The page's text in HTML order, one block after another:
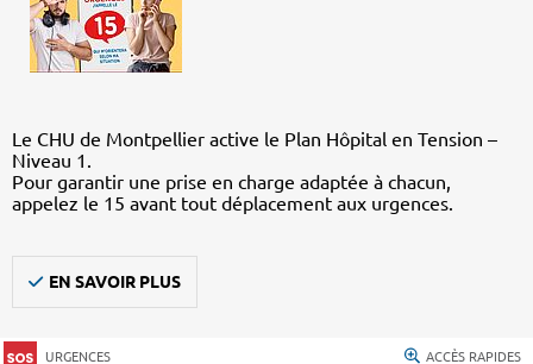
Le CHU de Montpellier active le Plan Hôpital en Tension –
Niveau 1.
Pour garantir une prise en charge adaptée à chacun,
appelez le 15 avant tout déplacement aux urgences.
EN SAVOIR PLUS
URGENCES ACCÈS RAPIDES